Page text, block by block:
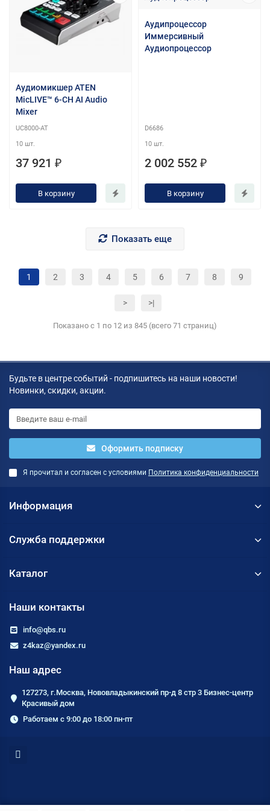
Аудиомикшер ATEN
MicLIVE™ 6-CH AI Audio
Mixer
UC8000-AT
10 шт.
37 921 ₽
В корзину
Аудипроцессор
Иммерсивный
Аудиопроцессор
D6686
10 шт.
2 002 552 ₽
В корзину
Показать еще
1 2 3 4 5 6 7 8 9
> >|
Показано с 1 по 12 из 845 (всего 71 страниц)
Будьте в центре событий - подпишитесь на наши новости!
Новинки, скидки, акции.
Оформить подписку
Я прочитал и согласен с условиями Политика конфиденциальности
Информация
Служба поддержки
Каталог
Наши контакты
info@qbs.ru
z4kaz@yandex.ru
Наш адрес
127273, г.Москва, Нововладыкинский пр-д 8 стр 3 Бизнес-центр
Красивый дом
Работаем с 9:00 до 18:00 пн-пт